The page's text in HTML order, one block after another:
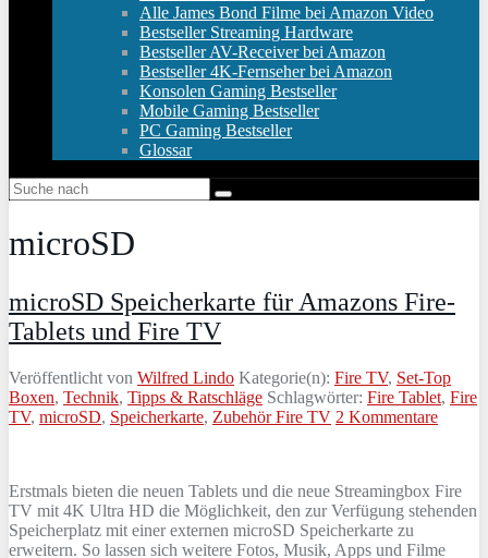
Alle James Bond Filme bei Amazon Video
Bestseller Streaming Hardware
Bestseller AV-Receiver bei Amazon
Bestseller 4K-Fernseher bei Amazon
Konsolen Gaming Bestseller
Mobile Gaming Bestseller
PC Gaming Bestseller
Glossar
microSD
microSD Speicherkarte für Amazons Fire-
Tablets und Fire TV
Veröffentlicht von Wilfred Lindo Kategorie(n): Fire TV, Set-Top
Boxen, Technik, Tipps & Ratschläge Schlagwörter: Fire Tablet, Fire
TV, microSD, Speicherkarte, Zubehör Fire TV 2 Kommentare
Erstmals bieten die neuen Tablets und die neue Streamingbox Fire
TV mit 4K Ultra HD die Möglichkeit, den zur Verfügung stehenden
Speicherplatz mit einer externen microSD Speicherkarte zu
erweitern. So lassen sich weitere Fotos, Musik, Apps und Filme